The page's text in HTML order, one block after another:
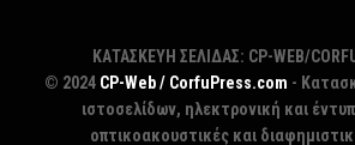
ΚΑΤΑΣΚΕΥΗ ΣΕΛΙΔΑΣ: CP-WEB/
© 2024 CP-Web / CorfuPress.com -
ιστοσελίδων, ηλεκτρονική και
οπτικοακουστικές και